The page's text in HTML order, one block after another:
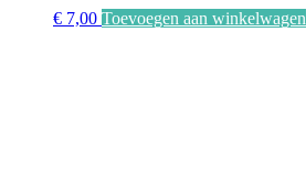
€ 7,00 Toevoegen aan winkelwagen